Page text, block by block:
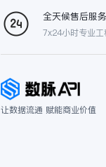
全天候售后服务
7x24小时专业
让数据流通 赋能商业价值